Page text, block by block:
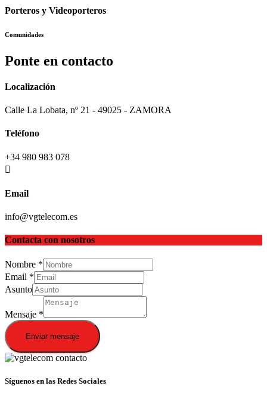
Porteros y Videoporteros
Comunidades
Ponte en contacto
Localización
Calle La Lobata, nº 21 - 49025 - ZAMORA
Teléfono
+34 980 983 078
Email
info@vgtelecom.es
Contacta con nosotros
Nombre *
Email *
Asunto
Mensaje *
Enviar mensaje
Síguenos en las Redes Sociales